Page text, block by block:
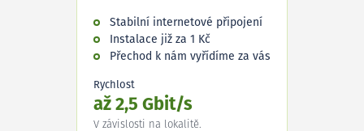
Stabilní internetové připojení
Instalace již za 1 Kč
Přechod k nám vyřídíme za vás
Rychlost
až 2,5 Gbit/s
V závislosti na lokalitě.